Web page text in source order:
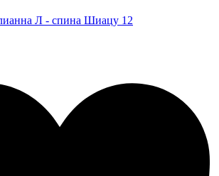
Л - спина Шиацу 12